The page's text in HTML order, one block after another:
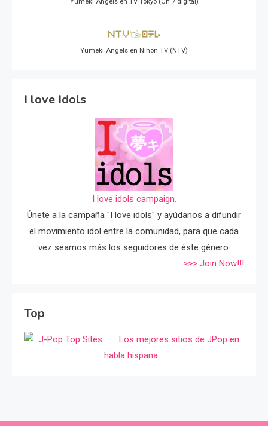
Yumeki Angels en Nihon TV (NTV)
I love Idols
I love idols campaign.
Únete a la campaña "I love idols" y ayúdanos a difundir
el movimiento idol entre la comunidad, para que cada
vez seamos más los seguidores de éste género.
>>> Join Now!!!
Top